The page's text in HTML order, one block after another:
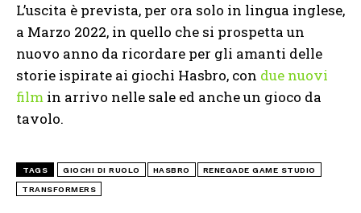
L’uscita è prevista, per ora solo in lingua inglese,
a Marzo 2022, in quello che si prospetta un
nuovo anno da ricordare per gli amanti delle
storie ispirate ai giochi Hasbro, con due nuovi
film in arrivo nelle sale ed anche un gioco da
tavolo.
TAGS GIOCHI DI RUOLO HASBRO RENEGADE GAME STUDIO
TRANSFORMERS